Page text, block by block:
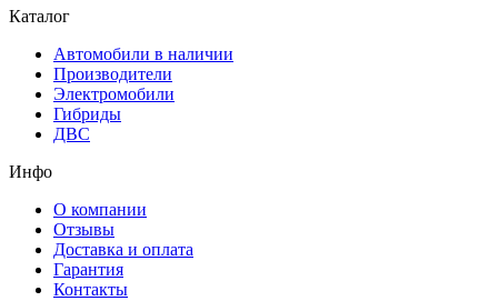
Каталог
Автомобили в наличии
Производители
Электромобили
Гибриды
ДВС
Инфо
О компании
Отзывы
Доставка и оплата
Гарантия
Контакты